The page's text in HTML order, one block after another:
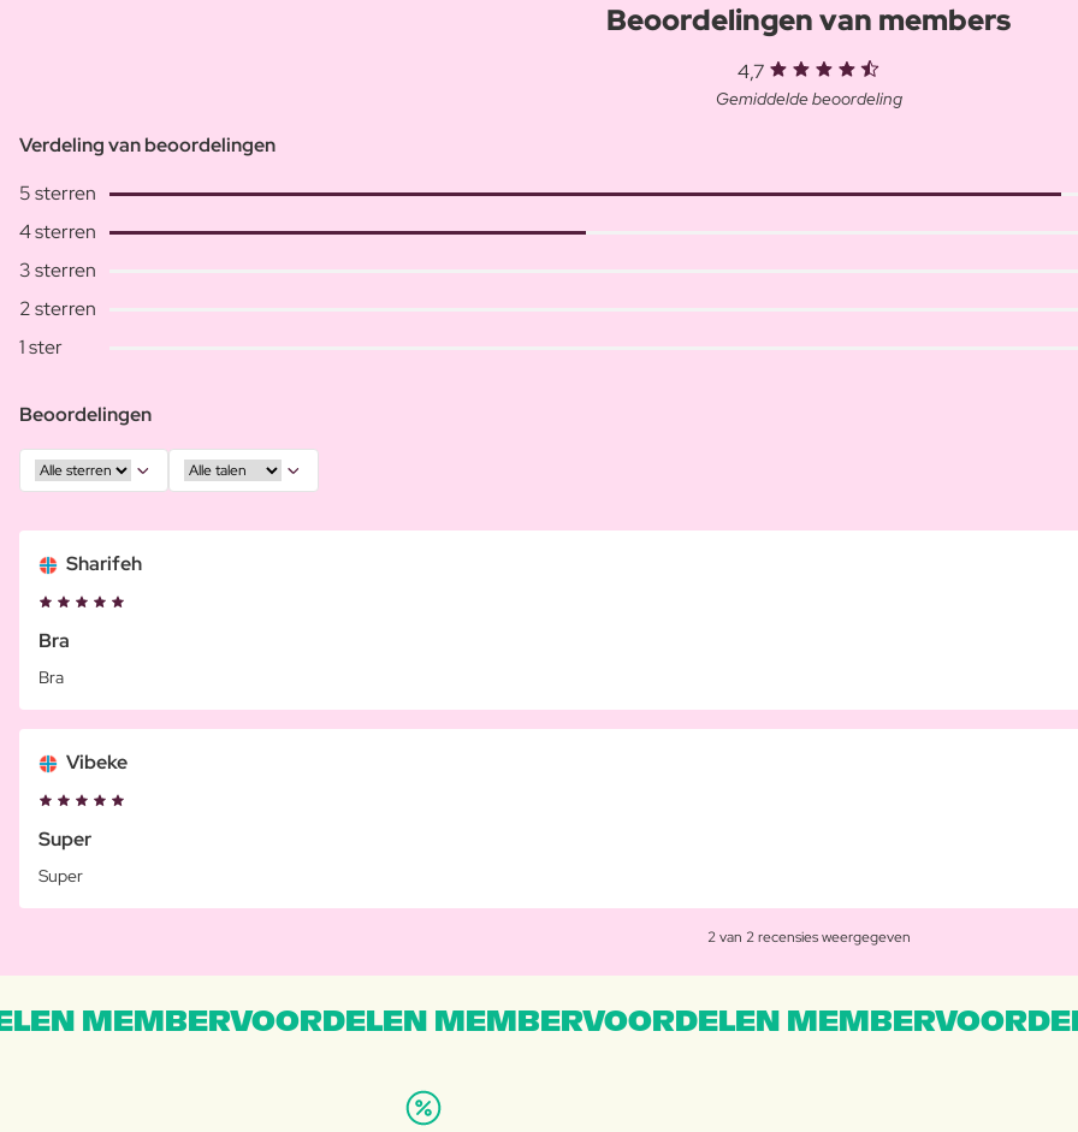
Beoordelingen van members
4,7
Gemiddelde beoordeling
Verdeling van beoordelingen
5 sterren
4 sterren
3 sterren
2 sterren
1 ster
Beoordelingen
Sharifeh
Bra
Bra
Vibeke
Super
Super
2 van 2 recensies weergegeven
MEMBERVOORDELEN MEMBERVOORDELEN